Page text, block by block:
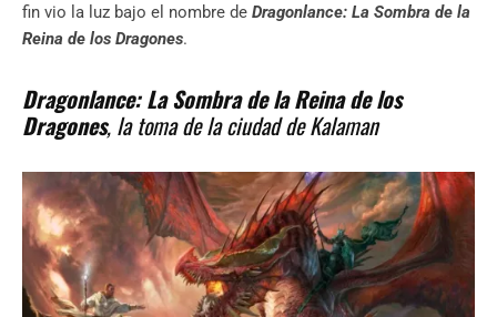
fin vio la luz bajo el nombre de Dragonlance: La Sombra de la
Reina de los Dragones.
Dragonlance: La Sombra de la Reina de los
Dragones, la toma de la ciudad de Kalaman